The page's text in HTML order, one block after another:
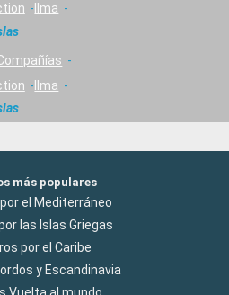
Ilma
Ilma
más populares
el Mediterráneo
las Islas Griegas
por el Caribe
y Escandinavia